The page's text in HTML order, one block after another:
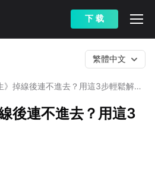
下 载
》掉線後連不進去？用這3步輕鬆解
繁體中文
後連不進去？用這3